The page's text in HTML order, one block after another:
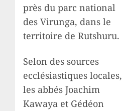
près du parc national
des Virunga, dans le
territoire de Rutshuru.
Selon des sources
ecclésiastiques locales,
les abbés Joachim
Kawaya et Gédéon